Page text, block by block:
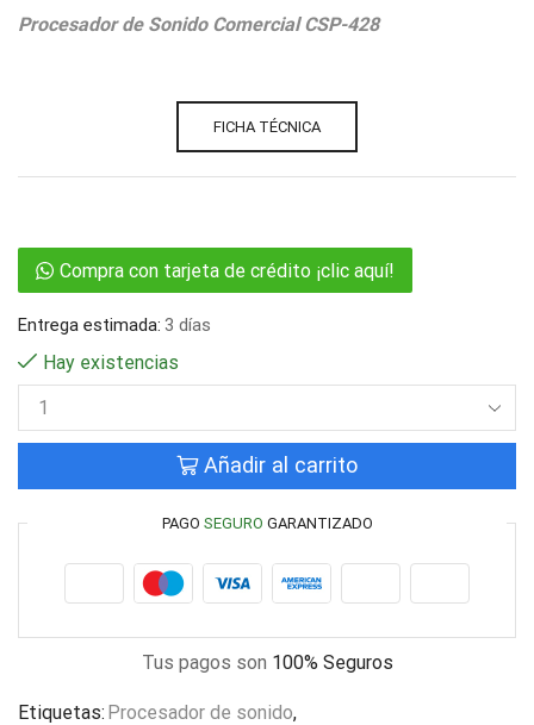
Procesador de Sonido Comercial CSP-428
FICHA TÉCNICA
Compra con tarjeta de crédito ¡clic aquí!
Entrega estimada: 3 días
Hay existencias
Añadir al carrito
PAGO SEGURO GARANTIZADO
Tus pagos son 100% Seguros
Etiquetas: Procesador de sonido,